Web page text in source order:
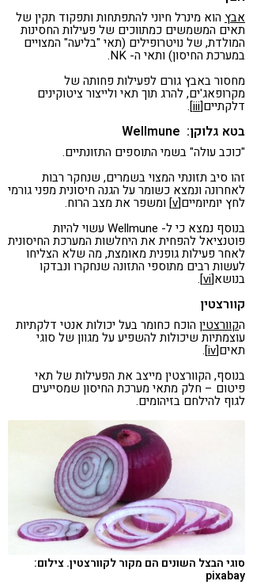
אבץ הוא מינרל חיוני להתפתחות ותפקוד תקין של
תאים המשמשים כמתווכים של פעילות החסינות
המולדת, של נויטרופילים (תאי "בליעה" המצויים
במערכת החיסון) ותאי ה- NK.
מחסור באבץ גורם לפעילות פחותה של
מקרופאג'ים, להרג תוך תאי ולייצור ציטוקינים
דלקתיים[iii]
.
בטא גלוקן: Wellmune
"כוכב עולה" בשמי התוספים התזונתיים.
זהו סיב תזונתי המצוי בשמרים, שנחקר רבות
לאחרונה ונמצא כשומר על הגנה חיסונית מפני גורמי
לחץ יומיומיים[v]
ומשפר את מצב הרוח.
בנוסף נמצא כי ל- Wellmune עשוי להיות
פוטנציאל להפחית את היחלשות המערכת החיסונית
לאחר פעילות גופנית מאומצת, מה שלא הצליחו
לעשות רבים מתוספי התזונה שנחקרו ונבדקו
בנושא[vi]
.
קוורצטין
הקוורצטין הוכח כחומר בעל יכולות אנטי דלקתיות
עוצמתיות שיכולות להשפיע על מגוון של סוגי
תאים[iv]
.
בנוסף, הקוורצטין מייצב את הפעילות של תאי
פיטום – חלק מתאי מערכת החיסון שמסייעים
לגוף להילחם בזיהומים.
סוגי הבצל השונים הם מקור לקוורצטין. צילום:
pixabay